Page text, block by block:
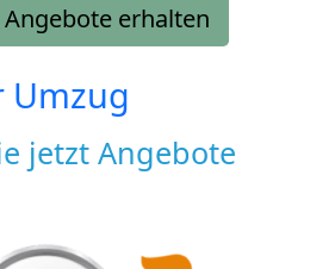
erhalten
Umzug
jetzt Angebote